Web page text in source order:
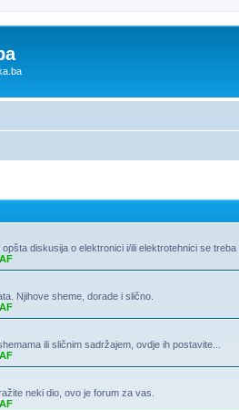
diskusija o elektronici i/ili elektrotehnici se treba
Njihove sheme, dorade i slično.
ili sličnim sadržajem, ovdje ih postavite...
neki dio, ovo je forum za vas.